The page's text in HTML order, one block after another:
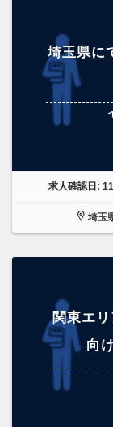
埼玉県に
求人確認日:
埼玉
関東エ
向